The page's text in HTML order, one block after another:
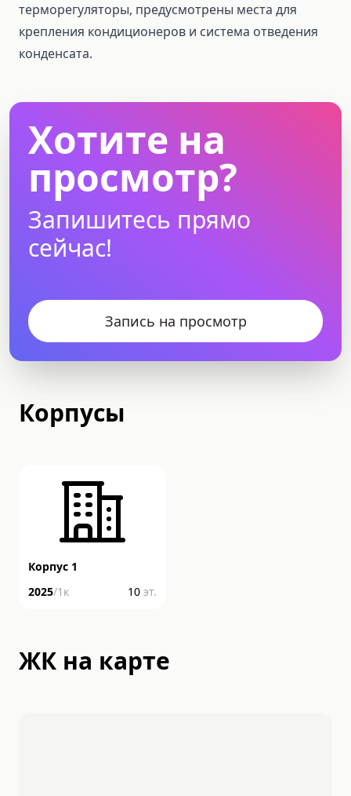
терморегуляторы, предусмотрены места для
крепления кондиционеров и система отведения
конденсата.
Хотите на
просмотр?
Запишитесь прямо
сейчас!
Запись на просмотр
Корпусы
Корпус 1
2025/1 к 10 эт.
ЖК на карте